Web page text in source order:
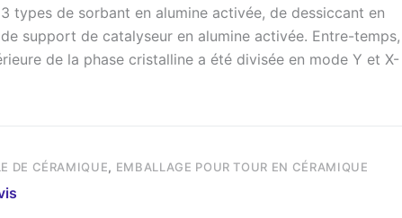
types de sorbant en alumine activée, de dessiccant en
support de catalyseur en alumine activée. Entre-temps,
de la phase cristalline a été divisée en mode Y et X-
DE CÉRAMIQUE, EMBALLAGE POUR TOUR EN CÉRAMIQUE